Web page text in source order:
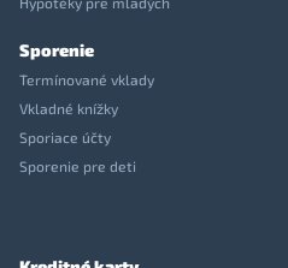
Sporenie
Termínované vklady
Vkladné knížky
Sporiace účty
Sporenie pre deti